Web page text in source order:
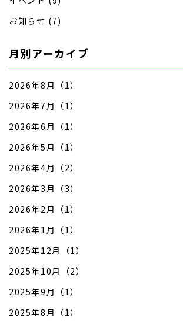
お知らせ (7)
月別アーカイブ
2026年8月（1）
2026年7月（1）
2026年6月（1）
2026年5月（1）
2026年4月（2）
2026年3月（3）
2026年2月（1）
2026年1月（1）
2025年12月（1）
2025年10月（2）
2025年9月（1）
2025年8月（1）